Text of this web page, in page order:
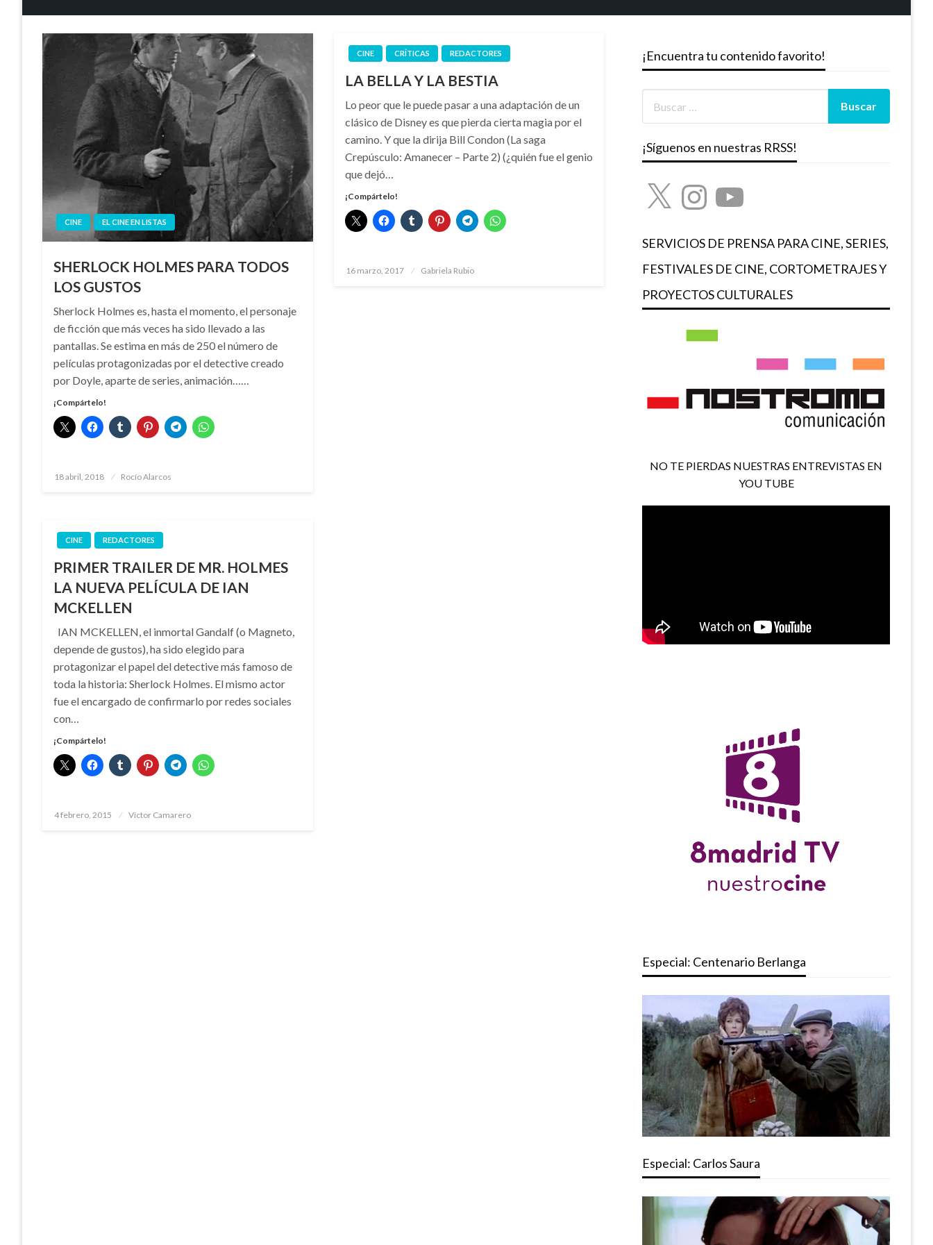
CINE EL CINE EN LISTAS
SHERLOCK HOLMES PARA TODOS
LOS GUSTOS
Sherlock Holmes es, hasta el momento, el personaje
de ficción que más veces ha sido llevado a las
pantallas. Se estima en más de 250 el número de
películas protagonizadas por el detective creado
por Doyle, aparte de series, animación……
¡Compártelo!
Publicado
18 abril, 2018 Rocío Alarcos
CINE CRÍTICAS REDACTORES
LA BELLA Y LA BESTIA
Lo peor que le puede pasar a una adaptación de un
clásico de Disney es que pierda cierta magia por el
camino. Y que la dirija Bill Condon (La saga
Crepúsculo: Amanecer – Parte 2) (¿quién fue el genio
que dejó…
¡Compártelo!
Publicado
16 marzo, 2017 Gabriela Rubio
CINE REDACTORES
PRIMER TRAILER DE MR. HOLMES
LA NUEVA PELÍCULA DE IAN
MCKELLEN
IAN MCKELLEN, el inmortal Gandalf (o Magneto,
depende de gustos), ha sido elegido para
protagonizar el papel del detective más famoso de
toda la historia: Sherlock Holmes. El mismo actor
fue el encargado de confirmarlo por redes sociales
con…
¡Compártelo!
Publicado
4 febrero, 2015 Víctor Camarero
¡Encuentra tu contenido favorito!
¡Síguenos en nuestras RRSS!
X InstagramYouTube
SERVICIOS DE PRENSA PARA CINE, SERIES,
FESTIVALES DE CINE, CORTOMETRAJES Y
PROYECTOS CULTURALES
NO TE PIERDAS NUESTRAS ENTREVISTAS EN
YOU TUBE
Especial: Centenario Berlanga
Especial: Carlos Saura